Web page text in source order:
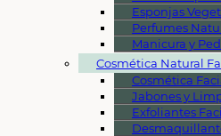
Esponjas
Perfumes
Manicura y
Cosmética Natural
Cosmética
Jabones y
Exfoliantes